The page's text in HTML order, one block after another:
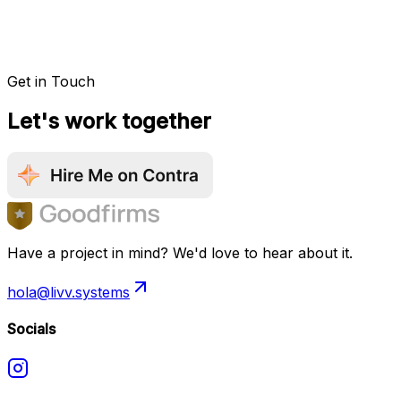
Get in Touch
Let's work together
Have a project in mind? We'd love to hear about it.
hola@livv.systems
Socials